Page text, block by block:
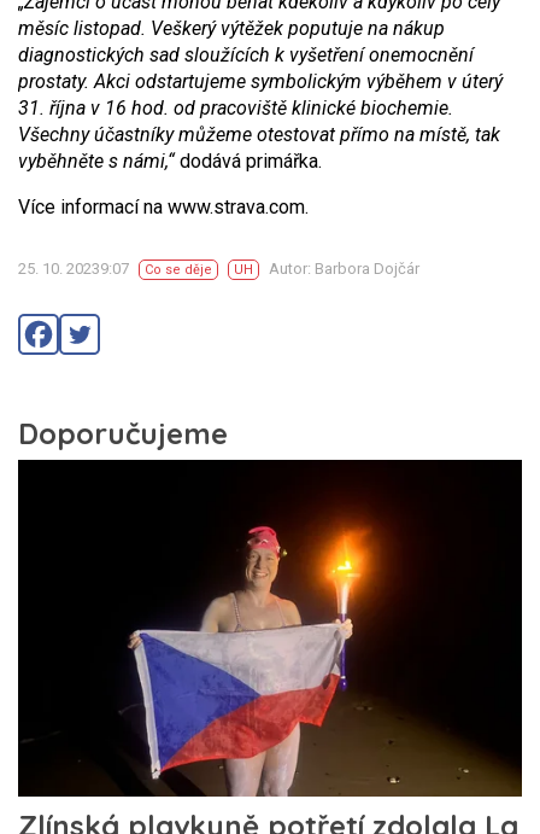
měsíc listopad. Veškerý výtěžek poputuje na nákup
diagnostických sad sloužících k vyšetření onemocnění
prostaty. Akci odstartujeme symbolickým výběhem v úterý
31. října v 16 hod. od pracoviště klinické biochemie.
Všechny účastníky můžeme otestovat přímo na místě, tak
vyběhněte s námi,“dodává primářka.
Více informací na www.strava.com.
25. 10. 20239:07 Co se děje UH Autor: Barbora Dojčár